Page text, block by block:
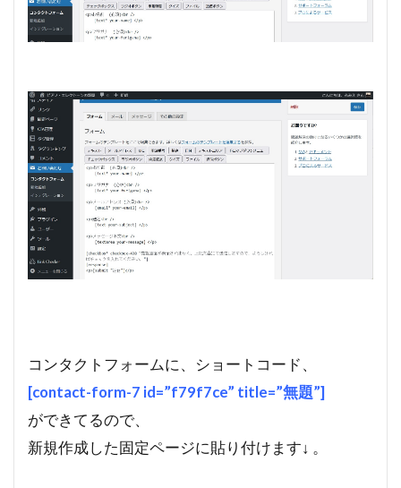
コンタクトフォームに、ショートコード、
[contact-form-7 id=”f79f7ce” title=”無題”]
ができてるので、
新規作成した固定ページに貼り付けます↓ 。